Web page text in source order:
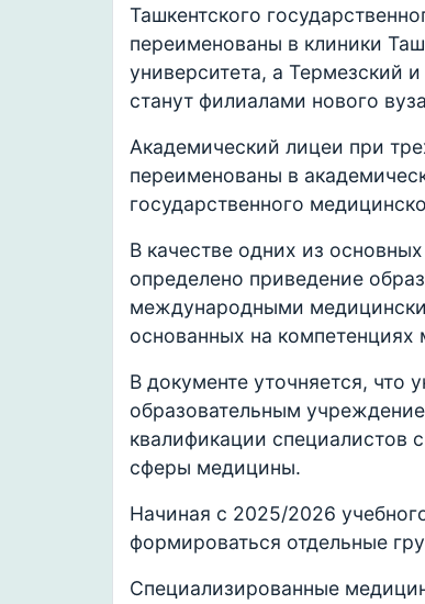
Ташкентского
переименованы в клиники
университета, а Термезский
станут филиалами нового
Академический лицеи при
переименованы в
государственного
В качестве одних из
определено приведение
международными
основанных на
В документе уточняется, что
образовательным
квалификации специалистов
сферы медицины.
Начиная с 2025/2026
формироваться отдельные
Специализированные